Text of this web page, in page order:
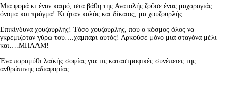
Μια φορά κι έναν καιρό, στα βάθη της Ανατολής ζούσε ένας μαχαραγιάς
όνομα και πράγμα! Κι ήταν καλός και δίκαιος, μα χουζουρλής.
Επικίνδυνα χουζουρλής! Τόσο χουζουρλής, που ο κόσμος όλος να
γκρεμιζόταν γύρω του….χαμπάρι αυτός! Αρκούσε μόνο μια σταγόνα μέλι
και….ΜΠΑΑΜ!
Ένα παραμύθι λαϊκής σοφίας για τις καταστροφικές συνέπειες της
ανθρώπινης αδιαφορίας.